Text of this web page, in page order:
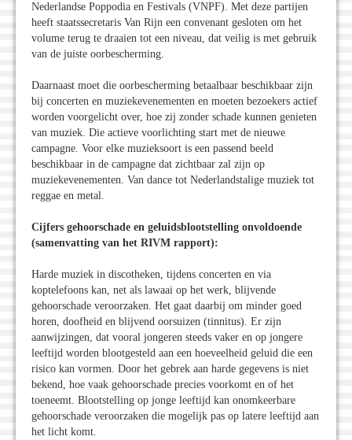
Nederlandse Poppodia en Festivals (VNPF). Met deze partijen
heeft staatssecretaris Van Rijn een convenant gesloten om het
volume terug te draaien tot een niveau, dat veilig is met gebruik
van de juiste oorbescherming.
Daarnaast moet die oorbescherming betaalbaar beschikbaar zijn
bij concerten en muziekevenementen en moeten bezoekers actief
worden voorgelicht over, hoe zij zonder schade kunnen genieten
van muziek. Die actieve voorlichting start met de nieuwe
campagne. Voor elke muzieksoort is een passend beeld
beschikbaar in de campagne dat zichtbaar zal zijn op
muziekevenementen. Van dance tot Nederlandstalige muziek tot
reggae en metal.
Cijfers gehoorschade en geluidsblootstelling onvoldoende
(samenvatting van het RIVM rapport):
Harde muziek in discotheken, tijdens concerten en via
koptelefoons kan, net als lawaai op het werk, blijvende
gehoorschade veroorzaken. Het gaat daarbij om minder goed
horen, doofheid en blijvend oorsuizen (tinnitus). Er zijn
aanwijzingen, dat vooral jongeren steeds vaker en op jongere
leeftijd worden blootgesteld aan een hoeveelheid geluid die een
risico kan vormen. Door het gebrek aan harde gegevens is niet
bekend, hoe vaak gehoorschade precies voorkomt en of het
toeneemt. Blootstelling op jonge leeftijd kan onomkeerbare
gehoorschade veroorzaken die mogelijk pas op latere leeftijd aan
het licht komt.